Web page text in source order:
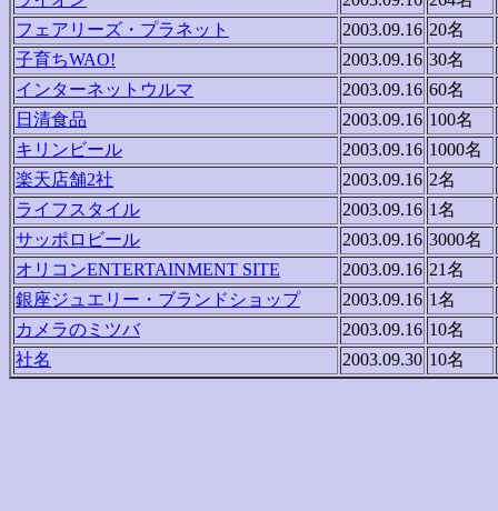
フェアリーズ・プラネット
2003.09.16 20名
子育ちWAO!
2003.09.16 30名
インターネットウルマ
2003.09.16 60名
日清食品
2003.09.16 100名
キリンビール
2003.09.16 1000名
楽天店舗2社
2003.09.16 2名
ライフスタイル
2003.09.16 1名
サッポロビール
2003.09.16 3000名
オリコンENTERTAINMENT SITE
2003.09.16 21名
銀座ジュエリー・ブランドショップ
2003.09.16 1名
カメラのミツバ
2003.09.16 10名
社名
2003.09.30 10名